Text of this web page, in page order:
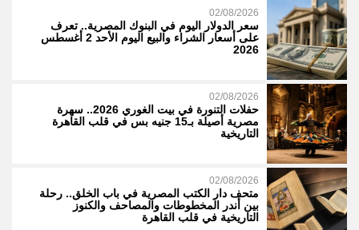
02/08/2026
سعر الدولار اليوم في البنوك المصرية.. تعرف
على أسعار الشراء والبيع اليوم الأحد 2 أغسطس
2026
02/08/2026
حفلات التنورة في بيت الغوري 2026.. سهرة
مصرية أصيلة بـ15 جنيه بس في قلب القاهرة
التاريخية
02/08/2026
متحف دار الكتب المصرية في باب الخلق.. رحلة
بين أندر المخطوطات والمصاحف والكنوز
التاريخية في قلب القاهرة